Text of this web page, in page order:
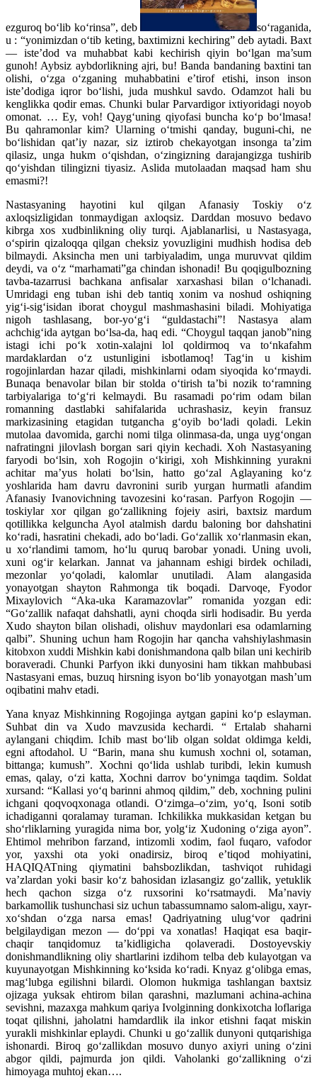
ezguroq bo‘lib ko‘rinsa”, deb
so‘raganida,
u : “yonimizdan o‘tib keting, baxtimizni kechiring” deb aytadi. Baxt
— iste’dod va muhabbat kabi kechirish qiyin bo‘lgan ma’sum
gunoh! Aybsiz aybdorlikning ajri, bu! Banda bandaning baxtini tan
olishi, o‘zga o‘zganing muhabbatini e’tirof etishi, inson inson
iste’dodiga iqror bo‘lishi, juda mushkul savdo. Odamzot hali bu
kenglikka qodir emas. Chunki bular Parvardigor ixtiyoridagi noyob
omonat. … Ey, voh! Qayg‘uning qiyofasi buncha ko‘p bo‘lmasa!
Bu qahramonlar kim? Ularning o‘tmishi qanday, buguni-chi, ne
bo‘lishidan qat’iy nazar, siz iztirob chekayotgan insonga ta’zim
qilasiz, unga hukm o‘qishdan, o‘zingizning darajangizga tushirib
qo‘yishdan tilingizni tiyasiz. Aslida mutolaadan maqsad ham shu
emasmi?!
Nastasyaning hayotini kul qilgan Afanasiy Toskiy o‘z
axloqsizligidan tonmaydigan axloqsiz. Darddan mosuvo bedavo
kibrga xos xudbinlikning oliy turqi. Ajablanarlisi, u Nastasyaga,
o‘spirin qizaloqqa qilgan cheksiz yovuzligini mudhish hodisa deb
bilmaydi. Aksincha men uni tarbiyaladim, unga muruvvat qildim
deydi, va o‘z “marhamati”ga chindan ishonadi! Bu qoqigulbozning
tavba-tazarrusi bachkana anfisalar xarxashasi bilan o‘lchanadi.
Umridagi eng tuban ishi deb tantiq xonim va noshud oshiqning
yig‘i-sig‘isidan iborat choygul mashmashasini biladi. Mohiyatiga
nigoh tashlasang, bor-yo‘g‘i “guldastachi”! Nastasya alam
achchig‘ida aytgan bo‘lsa-da, haq edi. “Choygul taqqan janob”ning
istagi ichi po‘k xotin-xalajni lol qoldirmoq va to‘nkafahm
mardaklardan o‘z ustunligini isbotlamoq! Tag‘in u kishim
rogojinlardan hazar qiladi, mishkinlarni odam siyoqida ko‘rmaydi.
Bunaqa benavolar bilan bir stolda o‘tirish ta’bi nozik to‘ramning
tarbiyalariga to‘g‘ri kelmaydi. Bu rasamadi po‘rim odam bilan
romanning dastlabki sahifalarida uchrashasiz, keyin fransuz
markizasining etagidan tutgancha g‘oyib bo‘ladi qoladi. Lekin
mutolaa davomida, garchi nomi tilga olinmasa-da, unga uyg‘ongan
nafratingni jilovlash borgan sari qiyin kechadi. Xoh Nastasyaning
faryodi bo‘lsin, xoh Rogojin o‘kirigi, xoh Mishkinning yurakni
achitar ma’yus holati bo‘lsin, hatto go‘zal Aglayaning ko‘z
yoshlarida ham davru davronini surib yurgan hurmatli afandim
Afanasiy Ivanovichning tavozesini ko‘rasan. Parfyon Rogojin —
toskiylar xor qilgan go‘zallikning fojeiy asiri, baxtsiz mardum
qotillikka kelguncha Ayol atalmish dardu baloning bor dahshatini
ko‘radi, hasratini chekadi, ado bo‘ladi. Go‘zallik xo‘rlanmasin ekan,
u xo‘rlandimi tamom, ho‘lu quruq barobar yonadi. Uning uvoli,
xuni og‘ir kelarkan. Jannat va jahannam eshigi birdek ochiladi,
mezonlar yo‘qoladi, kalomlar unutiladi. Alam alangasida
yonayotgan shayton Rahmonga tik boqadi. Darvoqe, Fyodor
Mixaylovich “Aka-uka Karamazovlar” romanida yozgan edi:
“Go‘zallik nafaqat dahshatli, ayni choqda sirli hodisadir. Bu yerda
Xudo shayton bilan olishadi, olishuv maydonlari esa odamlarning
qalbi”. Shuning uchun ham Rogojin har qancha vahshiylashmasin
kitobxon xuddi Mishkin kabi donishmandona qalb bilan uni kechirib
boraveradi. Chunki Parfyon ikki dunyosini ham tikkan mahbubasi
Nastasyani emas, buzuq hirsning isyon bo‘lib yonayotgan mash’um
oqibatini mahv etadi.
Yana knyaz Mishkinning Rogojinga aytgan gapini ko‘p eslayman.
Suhbat din va Xudo mavzusida kechardi. “ Ertalab shaharni
aylangani chiqdim. Ichib mast bo‘lib olgan soldat oldimga keldi,
egni aftodahol. U “Barin, mana shu kumush xochni ol, sotaman,
bittanga; kumush”. Xochni qo‘lida ushlab turibdi, lekin kumush
emas, qalay, o‘zi katta, Xochni darrov bo‘ynimga taqdim. Soldat
xursand: “Kallasi yo‘q barinni ahmoq qildim,” deb, xochning pulini
ichgani qoqvoqxonaga otlandi. O‘zimga–o‘zim, yo‘q, Isoni sotib
ichadiganni qoralamay turaman. Ichkilikka mukkasidan ketgan bu
sho‘rliklarning yuragida nima bor, yolg‘iz Xudoning o‘ziga ayon”.
Ehtimol mehribon farzand, intizomli xodim, faol fuqaro, vafodor
yor, yaxshi ota yoki onadirsiz, biroq e’tiqod mohiyatini,
HAQIQATning qiymatini bahsbozlikdan, tashviqot ruhidagi
va’zlardan yoki basir ko‘z bahosidan izlasangiz go‘zallik, yetuklik
hech qachon sizga o‘z ruxsorini ko‘rsatmaydi. Ma’naviy
barkamollik tushunchasi siz uchun tabassumnamo salom-aligu, xayr-
xo‘shdan o‘zga narsa emas! Qadriyatning ulug‘vor qadrini
belgilaydigan mezon — do‘ppi va xonatlas! Haqiqat esa baqir-
chaqir tanqidomuz ta’kidligicha qolaveradi. Dostoyevskiy
donishmandlikning oliy shartlarini izdihom telba deb kulayotgan va
kuyunayotgan Mishkinning ko‘ksida ko‘radi. Knyaz g‘olibga emas,
mag‘lubga egilishni bilardi. Olomon hukmiga tashlangan baxtsiz
ojizaga yuksak ehtirom bilan qarashni, mazlumani achina-achina
sevishni, mazaxga mahkum qariya Ivolginning donkixotcha loflariga
toqat qilishni, jaholatni hamdardlik ila inkor etishni faqat miskin
yurakli mishkinlar eplaydi. Chunki u go‘zallik dunyoni qutqarishiga
ishonardi. Biroq go‘zallikdan mosuvo dunyo axiyri uning o‘zini
abgor qildi, pajmurda jon qildi. Vaholanki go‘zallikning o‘zi
himoyaga muhtoj ekan….